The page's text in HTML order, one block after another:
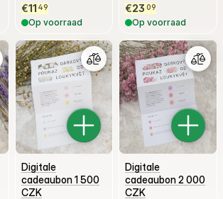
€11 49
Op voorraad
€23 09
Op voorraad
Digitale
cadeaubon 1 500
CZK
Digitale
cadeaubon 2 000
CZK